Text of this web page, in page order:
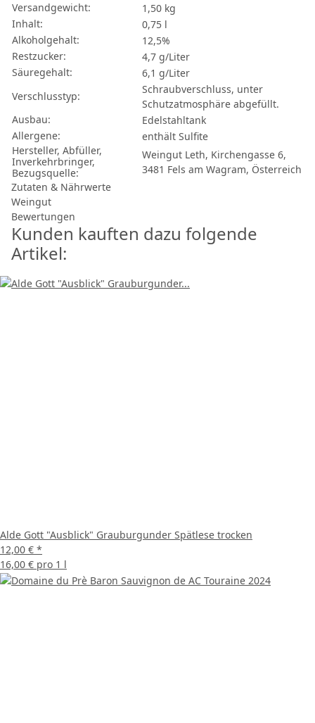
Versandgewicht:
1,50 kg
Inhalt:
0,75 l
Alkoholgehalt:
12,5%
Restzucker:
4,7 g/Liter
Säuregehalt:
6,1 g/Liter
Verschlusstyp:
Schraubverschluss, unter
Schutzatmosphäre abgefüllt.
Ausbau:
Edelstahltank
Allergene:
enthält Sulfite
Hersteller, Abfüller,
Inverkehrbringer,
Bezugsquelle:
Weingut Leth, Kirchengasse 6,
3481 Fels am Wagram, Österreich
Zutaten & Nährwerte
Weingut
Bewertungen
Kunden kauften dazu folgende
Artikel:
Alde Gott "Ausblick" Grauburgunder Spätlese trocken
12,00 € *
16,00 € pro 1 l